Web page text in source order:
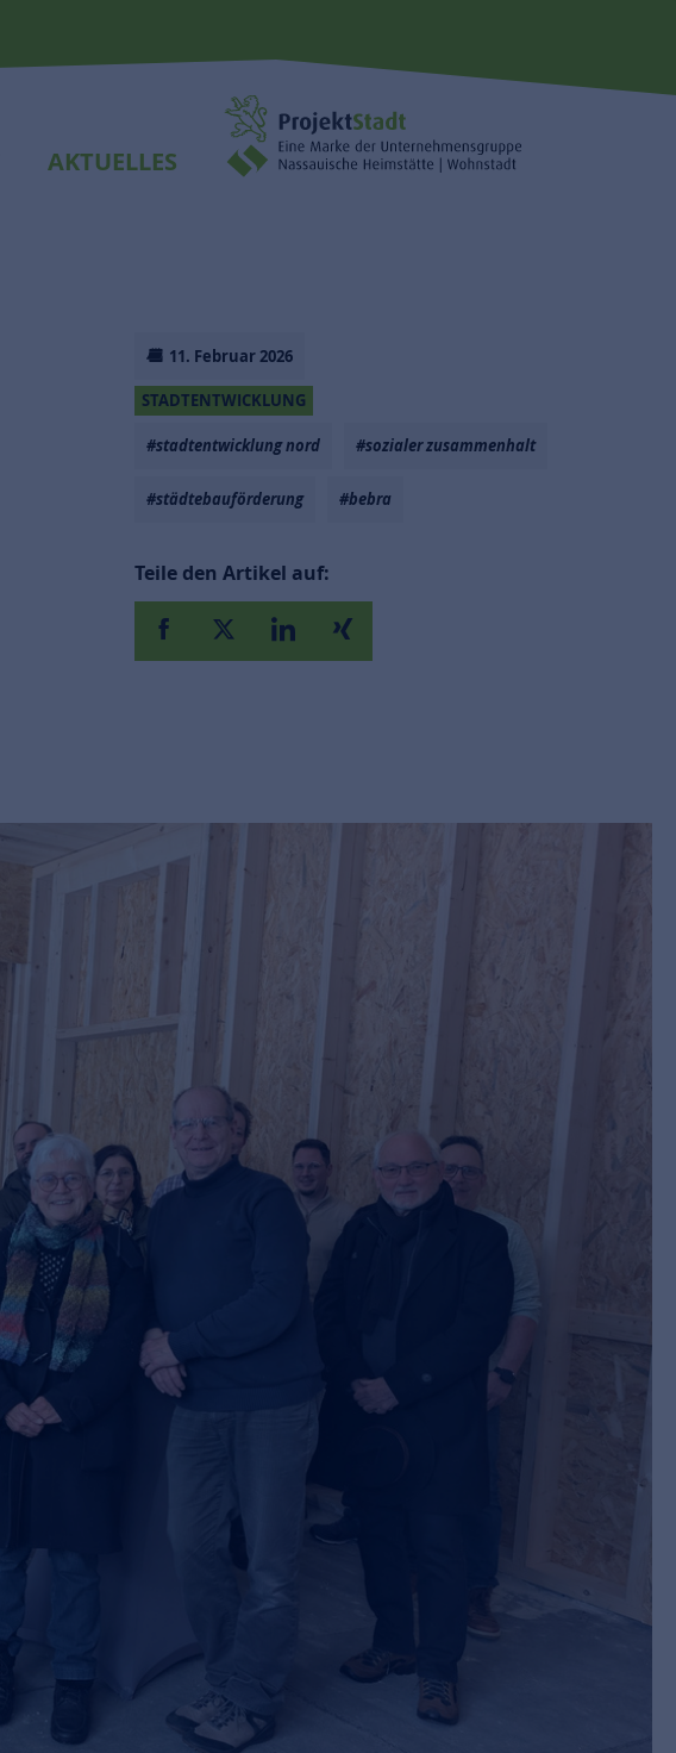
AKTUELLES
11. Februar 2026
STADTENTWICKLUNG
#stadtentwicklung nord #sozialer zusammenhalt
#städtebauförderung #bebra
Teile den Artikel auf: